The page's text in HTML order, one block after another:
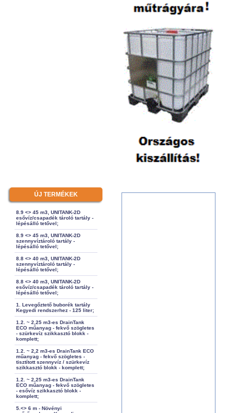
ÚJ TERMÉKEK
8.9 <> 45 m3, UNITANK-2D
esővíz/csapadék tároló tartály -
lépésálló tetővel;
8.9 <> 45 m3, UNITANK-2D
szennyvíztároló tartály -
lépésálló tetővel;
8.8 <> 40 m3, UNITANK-2D
szennyvíztároló tartály -
lépésálló tetővel;
8.8 <> 40 m3, UNITANK-2D
esővíz/csapadék tároló tartály -
lépésálló tetővel;
1. Levegőztető buborék tartály
Kegyedi rendszerhez - 125 liter;
1.2. ~ 2,25 m3-es DrainTank
ECO műanyag - fekvő szögletes
- szürkevíz szikkasztó blokk -
komplett;
1.2. ~ 2,2 m3-es DrainTank ECO
műanyag - fekvő szögletes -
tisztított szennyvíz / szürkevíz
szikkasztó blokk - komplett;
1.2. ~ 2,25 m3-es DrainTank
ECO műanyag - fekvő szögletes
- esővíz szikkasztó blokk -
komplett;
5.<> 6 m - Növényi